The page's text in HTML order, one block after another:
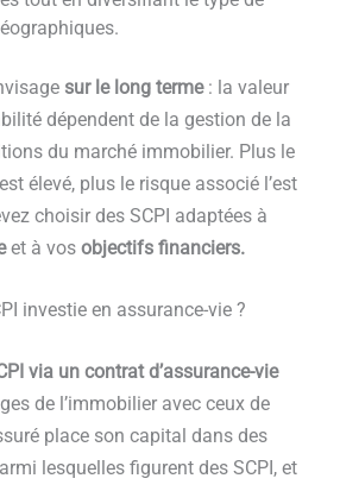
sur le long terme: la valeur
dépendent de la gestion de la
du marché immobilier. Plus le
élevé, plus le risque associé l’est
choisir des SCPI adaptées à
et à vos objectifs financiers.
investie en assurance-vie ?
via un contrat d’assurance-vie
de l’immobilier avec ceux de
place son capital dans des
lesquelles figurent des SCPI, et